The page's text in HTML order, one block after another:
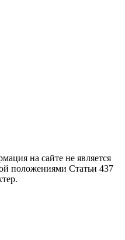
на сайте не является
положениями Статьи 437